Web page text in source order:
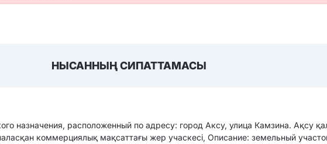
НЫСАННЫҢ СИПАТТАМАСЫ
назначения, расположенный по адресу: город Аксу, улица Камзина. Ақсу
коммерциялық мақсаттағы жер учаскесі, Описание: земельный